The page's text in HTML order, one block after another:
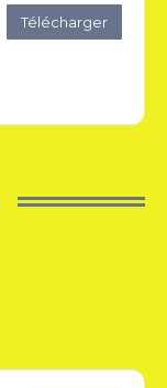
Télécharger